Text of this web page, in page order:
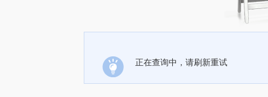
正在查询中，请刷新重试